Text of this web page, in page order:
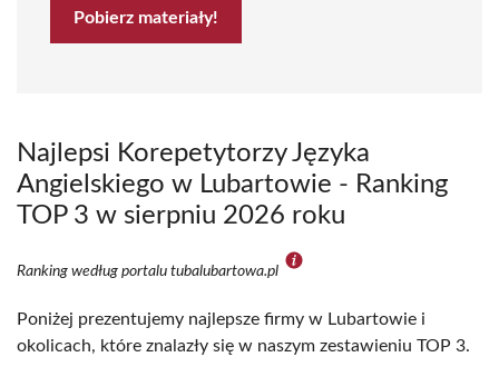
Pobierz materiały!
Najlepsi Korepetytorzy Języka
Angielskiego w Lubartowie - Ranking
TOP 3 w sierpniu 2026 roku
Ranking według portalu tubalubartowa.pl
Poniżej prezentujemy najlepsze firmy w Lubartowie i
okolicach, które znalazły się w naszym zestawieniu TOP 3.